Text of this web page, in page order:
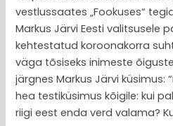
vestlussaates „Fookuses“
Markus Järvi Eesti valitsusele
kehtestatud koroonakorra
väga tõsiseks inimeste õiguste
järgnes Markus Järvi küsimus:
hea testiküsimus kõigile: kui
riigi eest enda verd valama?